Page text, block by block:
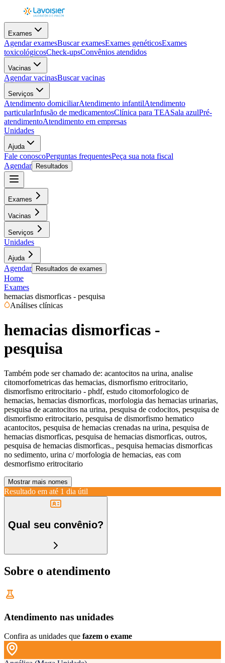
Exames
Agendar examesBuscar examesExames genéticosExames
toxicológicosCheck-upsConvênios atendidos
Vacinas
Agendar vacinasBuscar vacinas
Serviços
Atendimento domiciliarAtendimento infantilAtendimento
particularInfusão de medicamentosClínica para TEASala azulPré-
atendimentoAtendimento em empresas
Unidades
Ajuda
Fale conoscoPerguntas frequentesPeça sua nota fiscal
Agendar
Resultados
Exames
Vacinas
Serviços
Unidades
Ajuda
Agendar Resultados de exames
Home
Exames
hemacias dismorficas - pesquisa
Análises clínicas
hemacias dismorficas -
pesquisa
Também pode ser chamado de: acantocitos na urina, analise
citomorfometricas das hemacias, dismorfismo eritrocitario,
dismorfismo eritrocitario - phdf, estudo citomorfologico de
hemacias, hemacias dismorficas, morfologia das hemacias urinarias,
pesquisa de acantocitos na urina, pesquisa de codocitos, pesquisa de
dismorfismo eritrocitario, pesquisa de dismorfismo hematico
acantocitos, pesquisa de hemacias crenadas na urina, pesquisa de
hemacias dismorficas, pesquisa de hemacias dismorficas, outros,
pesquisa de hemacias dismorficas., pesquisa hemacias dismorficas
no sedimento, urina c/ morfologia de hemacias, eas com
desmorfismo eritrocitario
Mostrar mais nomes
Resultado em até 1 dia útil
Qual seu convênio?
Sobre o atendimento
Atendimento nas unidades
Confira as unidades que fazem o exame